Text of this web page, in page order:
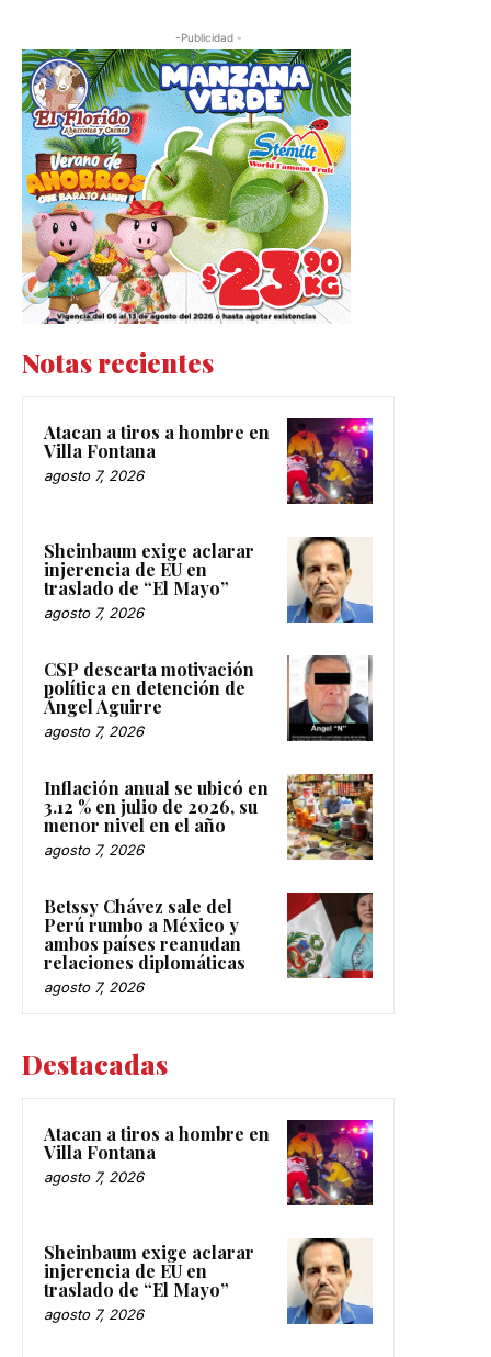
-Publicidad -
Notas recientes
Atacan a tiros a hombre en
Villa Fontana
agosto 7, 2026
Sheinbaum exige aclarar
injerencia de EU en
traslado de “El Mayo”
agosto 7, 2026
CSP descarta motivación
política en detención de
Ángel Aguirre
agosto 7, 2026
Inflación anual se ubicó en
3.12 % en julio de 2026, su
menor nivel en el año
agosto 7, 2026
Betssy Chávez sale del
Perú rumbo a México y
ambos países reanudan
relaciones diplomáticas
agosto 7, 2026
Destacadas
Atacan a tiros a hombre en
Villa Fontana
agosto 7, 2026
Sheinbaum exige aclarar
injerencia de EU en
traslado de “El Mayo”
agosto 7, 2026